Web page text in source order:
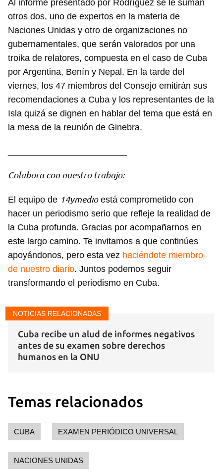
Al informe presentado por Rodríguez se le suman
otros dos, uno de expertos en la materia de
Naciones Unidas y otro de organizaciones no
gubernamentales, que serán valorados por una
troika de relatores, compuesta en el caso de Cuba
por Argentina, Benín y Nepal. En la tarde del
viernes, los 47 miembros del Consejo emitirán sus
recomendaciones a Cuba y los representantes de la
Isla quizá se dignen en hablar del tema que está en
la mesa de la reunión de Ginebra.
Colabora con nuestro trabajo:
El equipo de 14ymedioestá comprometido con
hacer un periodismo serio que refleje la realidad de
la Cuba profunda. Gracias por acompañarnos en
este largo camino. Te invitamos a que continúes
apoyándonos, pero esta vez haciéndote miembro
de nuestro diario. Juntos podemos seguir
transformando el periodismo en Cuba.
NOTICIAS RELACIONADAS
Cuba recibe un alud de informes negativos
antes de su examen sobre derechos
humanos en la ONU
Temas relacionados
CUBA EXAMEN PERIÓDICO UNIVERSAL
NACIONES UNIDAS